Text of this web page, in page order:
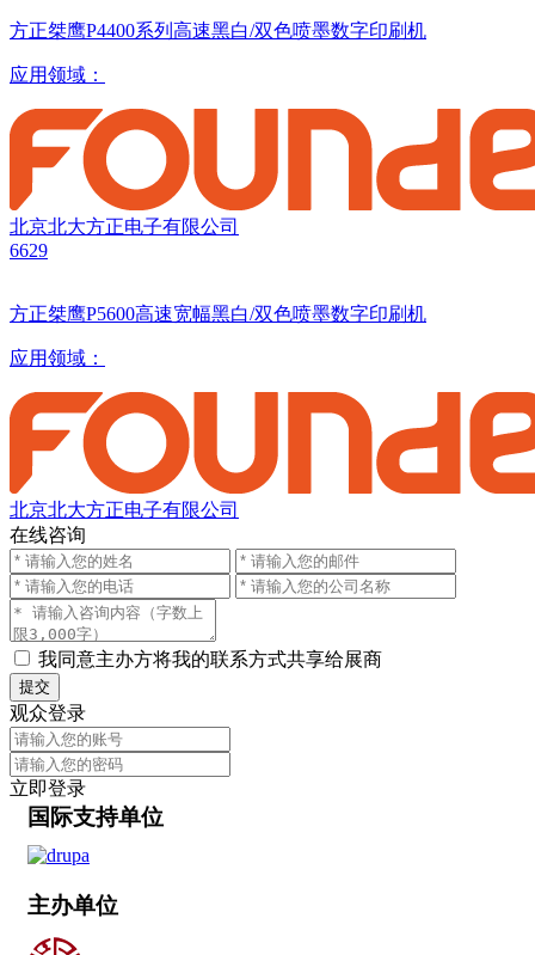
方正桀鹰P4400系列高速黑白/双色喷墨数字印刷机
应用领域：
北京北大方正电子有限公司
6629
方正桀鹰P5600高速宽幅黑白/双色喷墨数字印刷机
应用领域：
北京北大方正电子有限公司
在线咨询
我同意主办方将我的联系方式共享给展商
提交
观众登录
立即登录
国际支持单位
主办单位